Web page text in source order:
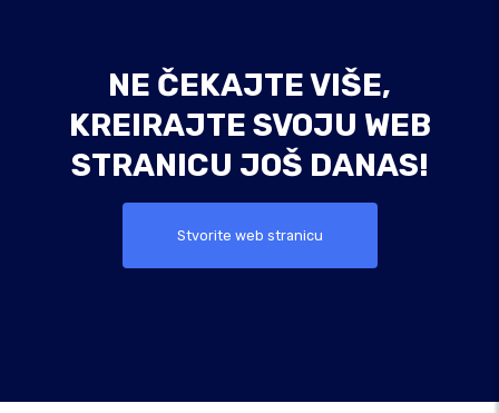
NE ČEKAJTE VIŠE,
KREIRAJTE SVOJU WEB
STRANICU JOŠ DANAS!
Stvorite web stranicu